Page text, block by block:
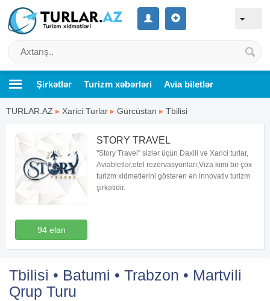
Şirkətlər Turizm xəbərləri Avia biletlər
TURLAR.AZ ▸ Xarici Turlar ▸ Gürcüstan ▸ Tbilisi
94 elan
STORY TRAVEL
"Story Travel" sizlər üçün Daxili və Xarici turlar,
Aviabletlər,otel rezervasyonları,Viza kimi bir çox
turizm xidmətlərini göstərən ən innovativ turizm
şirkətidir.
Tbilisi • Batumi • Trabzon • Martvili
Qrup Turu